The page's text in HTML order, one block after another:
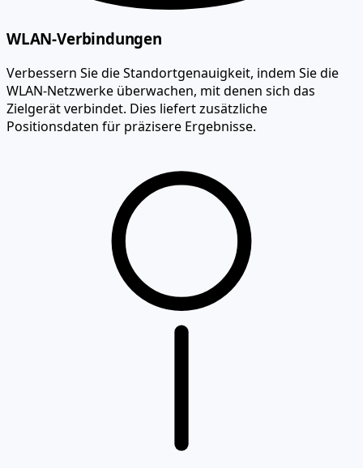
WLAN-Verbindungen
Verbessern Sie die Standortgenauigkeit, indem Sie die
WLAN-Netzwerke überwachen, mit denen sich das
Zielgerät verbindet. Dies liefert zusätzliche
Positionsdaten für präzisere Ergebnisse.